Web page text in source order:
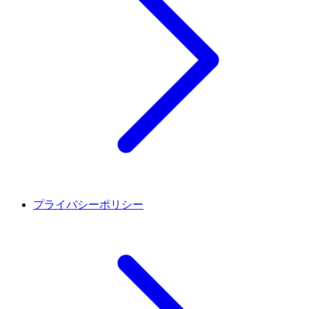
プライバシーポリシー